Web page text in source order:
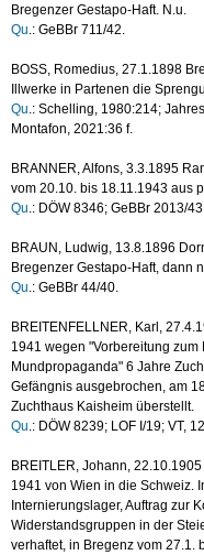
Bregenzer Gestapo-Haft. N.u.
Qu .: GeBBr 711/42.
BOSS, Romedius, 27.1.1898
Illwerke in Partenen die
Qu .: Schelling, 1980:214;
Montafon, 2021:36 f.
BRANNER, Alfons, 3.3.1895
vom 20.10. bis 18.11.1943 aus
Qu .: DÖW 8346; GeBBr 2013/43.
BRAUN, Ludwig, 13.8.1896
Bregenzer Gestapo-Haft, dann
Qu .: GeBBr 44/40.
BREITENFELLNER, Karl,
1941 wegen "Vorbereitung
Mundpropaganda" 6 Jahre
Gefängnis ausgebrochen, am
Zuchthaus Kaisheim überstellt.
Qu .: DÖW 8239; LOF I/19; VT,
BREITLER, Johann,
1941 von Wien in die Schweiz.
Internierungslager, Auftrag zur
Widerstandsgruppen in der
verhaftet, in Bregenz vom 27.1.